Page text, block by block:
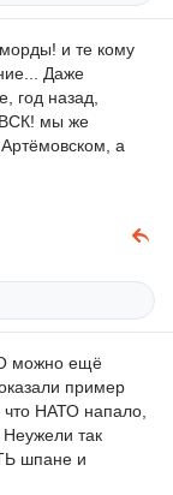
и те кому
Даже
год назад,
мы же
а
можно ещё
пример
что НАТО напало,
так
шпане и